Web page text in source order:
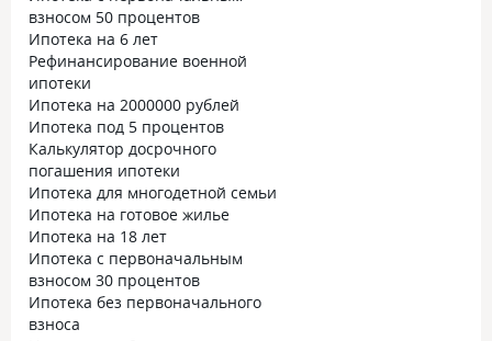
взносом 50 процентов
Ипотека на 6 лет
Рефинансирование военной
ипотеки
Ипотека на 2000000 рублей
Ипотека под 5 процентов
Калькулятор досрочного
погашения ипотеки
Ипотека для многодетной семьи
Ипотека на готовое жилье
Ипотека на 18 лет
Ипотека с первоначальным
взносом 30 процентов
Ипотека без первоначального
взноса